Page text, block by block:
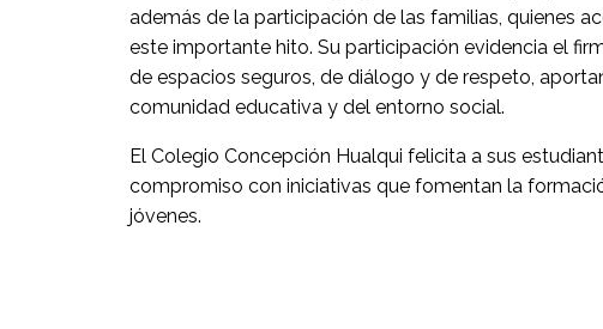
además de la participación de las familias, quienes
este importante hito. Su participación evidencia el
de espacios seguros, de diálogo y de respeto,
comunidad educativa y del entorno social.
El Colegio Concepción Hualqui felicita a sus
compromiso con iniciativas que fomentan la
jóvenes.